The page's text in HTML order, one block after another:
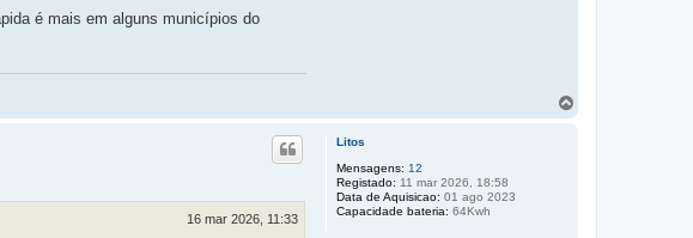
é mais em alguns municípios do
Litos
Mensagens: 12
Registado: 11 mar 2026, 18:58
Data de Aquisicao: 01 ago 2023
Capacidade bateria: 64Kwh
16 mar 2026, 11:33